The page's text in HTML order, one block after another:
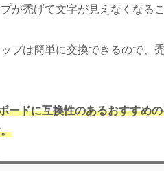
が禿げて文字が見えなくなる
プは簡単に交換できるので、
ードに互換性のあるおすすめ